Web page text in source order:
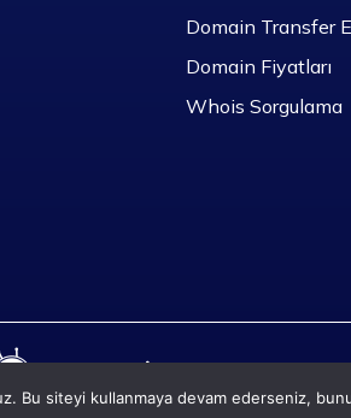
Domain Transfer
Domain Fiyatları
Whois Sorgulama
Bu siteyi kullanmaya devam ederseniz,